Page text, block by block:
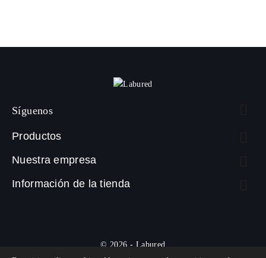
Síguenos
Productos
Nuestra empresa
Información de la tienda
© 2026 - Labured